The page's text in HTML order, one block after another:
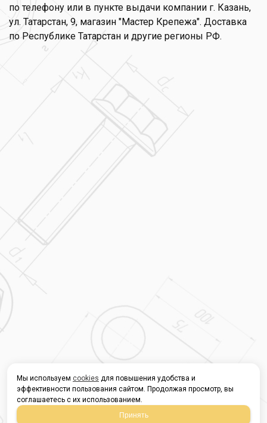
по телефону или в пункте выдачи компании г. Казань,
ул. Татарстан, 9, магазин "Мастер Крепежа". Доставка
по Республике Татарстан и другие регионы РФ.
Мы используем cookies для повышения удобства и
эффективности пользования сайтом. Продолжая просмотр, вы
соглашаетесь с их использованием.
Принять